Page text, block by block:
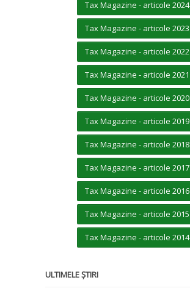
Tax Magazine - articole 2024
Tax Magazine - articole 2023
Tax Magazine - articole 2022
Tax Magazine - articole 2021
Tax Magazine - articole 2020
Tax Magazine - articole 2019
Tax Magazine - articole 2018
Tax Magazine - articole 2017
Tax Magazine - articole 2016
Tax Magazine - articole 2015
Tax Magazine - articole 2014
ULTIMELE ȘTIRI